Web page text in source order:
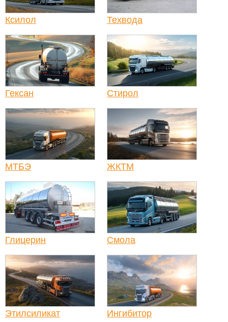
Ксилол Техвода
Гексан Стирол
МТБЭ ЖКТМ
Глицерин Смола
Этилсиликат Ингибитор